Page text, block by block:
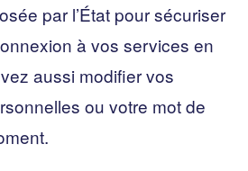
par l’État pour sécuriser
à vos services en
aussi modifier vos
ou votre mot de